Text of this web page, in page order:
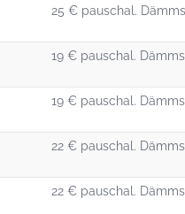
25 € pauschal.
19 € pauschal.
19 € pauschal.
22 € pauschal.
22 € pauschal.